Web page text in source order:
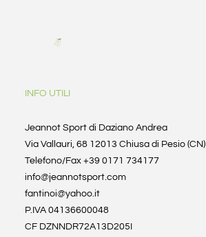
INFO UTILI
Jeannot Sport di Daziano Andrea
Via Vallauri, 68 12013 Chiusa di Pesio (CN)
Telefono/Fax +39 0171 734177
info@jeannotsport.com
fantinoi@yahoo.it
P.IVA 04136600048
CF DZNNDR72A13D205I